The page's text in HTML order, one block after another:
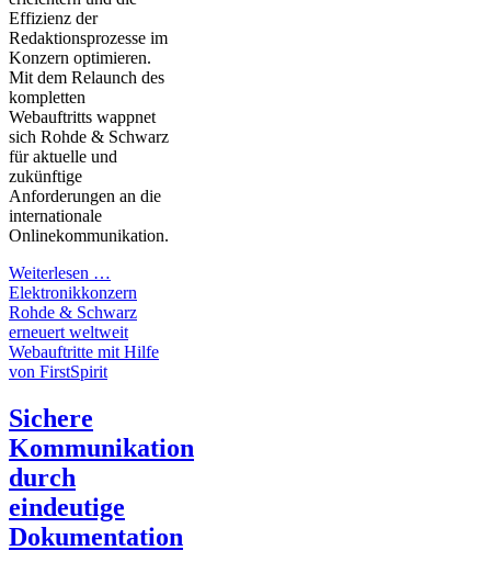
Effizienz der
Redaktionsprozesse im
Konzern optimieren.
Mit dem Relaunch des
kompletten
Webauftritts wappnet
sich Rohde & Schwarz
für aktuelle und
zukünftige
Anforderungen an die
internationale
Onlinekommunikation.
Weiterlesen …
Elektronikkonzern
Rohde & Schwarz
erneuert weltweit
Webauftritte mit Hilfe
von FirstSpirit
Sichere
Kommunikation
durch
eindeutige
Dokumentation